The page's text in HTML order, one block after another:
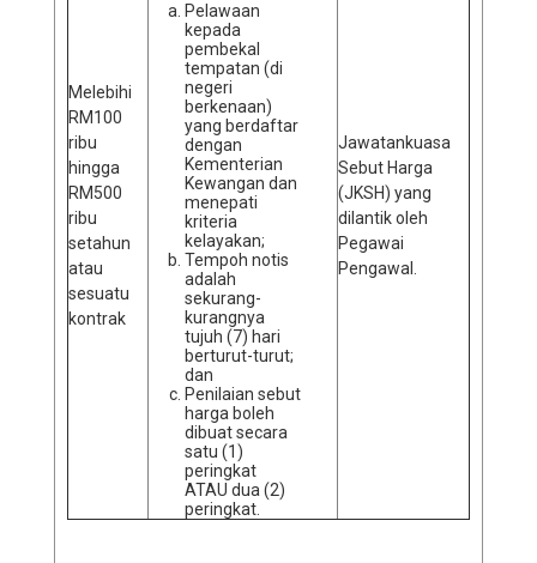
Melebihi
RM100
ribu
hingga
RM500
ribu
setahun
atau
sesuatu
kontrak
Pelawaan
kepada
pembekal
tempatan (di
negeri
berkenaan)
yang berdaftar
dengan
Kementerian
Kewangan dan
menepati
kriteria
kelayakan;
Tempoh notis
adalah
sekurang-
kurangnya
tujuh (7) hari
berturut-turut;
dan
Penilaian sebut
harga boleh
dibuat secara
satu (1)
peringkat
ATAU dua (2)
peringkat.
Jawatankuasa
Sebut Harga
(JKSH) yang
dilantik oleh
Pegawai
Pengawal.